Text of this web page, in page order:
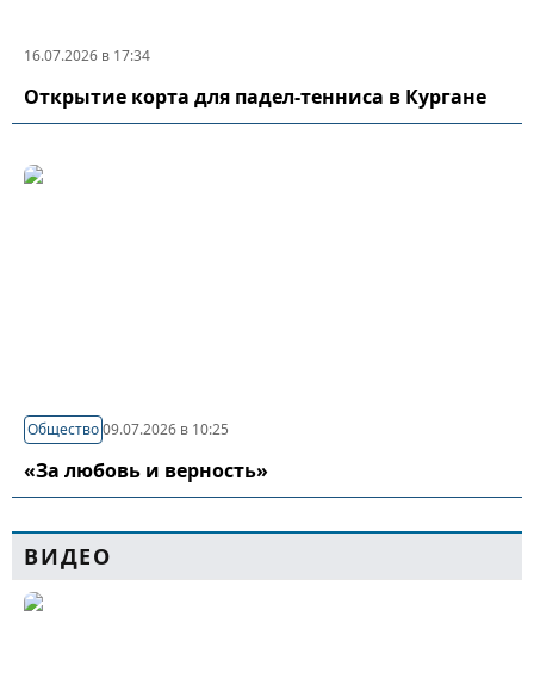
16.07.2026 в 17:34
Открытие корта для падел-тенниса в Кургане
Общество09.07.2026 в 10:25
«За любовь и верность»
ВИДЕО